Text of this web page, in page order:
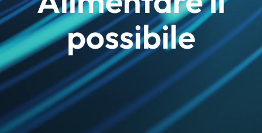
possibile